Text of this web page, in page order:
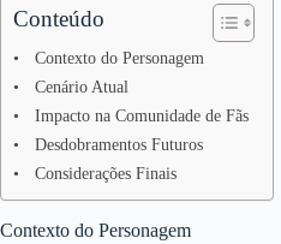
Conteúdo
Contexto do Personagem
Cenário Atual
Impacto na Comunidade de Fãs
Desdobramentos Futuros
Considerações Finais
Contexto do Personagem